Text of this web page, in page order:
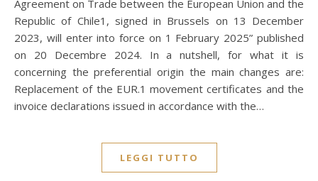
Agreement on Trade between the European Union and the
Republic of Chile1, signed in Brussels on 13 December
2023, will enter into force on 1 February 2025” published
on 20 Decembre 2024. In a nutshell, for what it is
concerning the preferential origin the main changes are:
Replacement of the EUR.1 movement certificates and the
invoice declarations issued in accordance with the…
LEGGI TUTTO